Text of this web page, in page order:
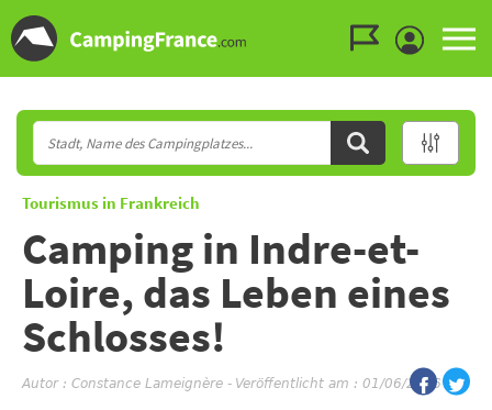
Tourismus in Frankreich
Camping in Indre-et-
Loire, das Leben eines
Schlosses!
Autor : Constance Lameignère - Veröffentlicht am : 01/06/2026